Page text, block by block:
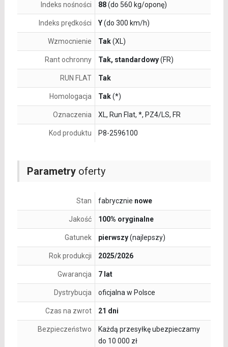
Parametryoferty
Stan fabrycznie nowe
Jakość 100% oryginalne
Gatunek pierwszy(najlepszy)
Rok produkcji 2025/2026
Gwarancja 7 lat
Dystrybucja oficjalna w Polsce
Czas na zwrot 21 dni
Bezpieczeństwo
Każdą przesyłkę ubezpieczamy
do 10 000 zł
Indeks nośności 88(do 560 kg/oponę)
Indeks prędkości Y(do 300 km/h)
Wzmocnienie Tak(XL)
Rant ochronny Tak, standardowy(FR)
RUN FLAT Tak
Homologacja Tak(*)
Oznaczenia XL, Run Flat, *, PZ4/LS, FR
Kod produktu P8-2596100